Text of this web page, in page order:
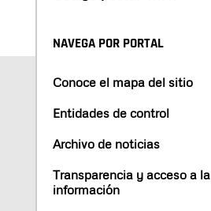
NAVEGA POR PORTAL
Conoce el mapa del sitio
Entidades de control
Archivo de noticias
Transparencia y acceso a la
información